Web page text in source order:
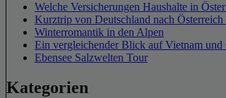
Welche Versicherungen Haushalte in
Kurztrip von Deutschland nach Österreich
Winterromantik in den Alpen
Ein vergleichender Blick auf Vietnam und
Ebensee Salzwelten Tour
Kategorien